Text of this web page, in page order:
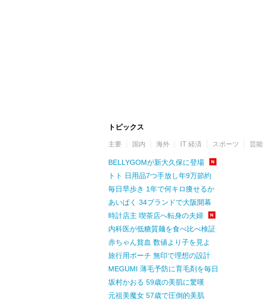
トピックス
主要 国内 海外 IT 経済 スポーツ 芸能
BELLYGOMが新大久保に登場
トト 日用品7つ手放し年9万節約
毎日早歩き 1年で何キロ痩せるか
あいぱく 34ブランドで大阪開幕
時計店主 喫茶店へ転身の夫婦
内科医が低糖質麺を食べ比べ検証
赤ちゃん貧血 数値より子を見よ
旅行用ポーチ 無印で理想の設計
MEGUMI 薄毛予防に育毛剤を毎日
坂村かおる 59歳の美肌に驚嘆
元祖美魔女 57歳で圧倒的美肌